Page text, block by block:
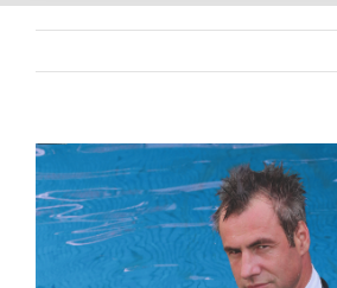
View
Larger
Image